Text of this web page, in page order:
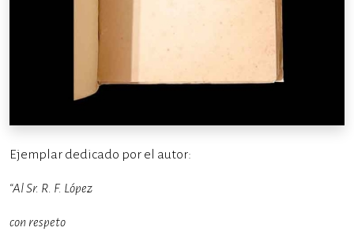
Ejemplar dedicado por el autor:
“Al Sr. R. F. López
con respeto